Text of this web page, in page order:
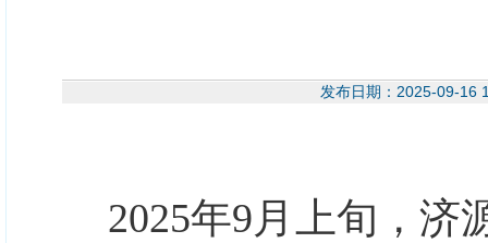
发布日期：2025-
2025年9月上旬， 济